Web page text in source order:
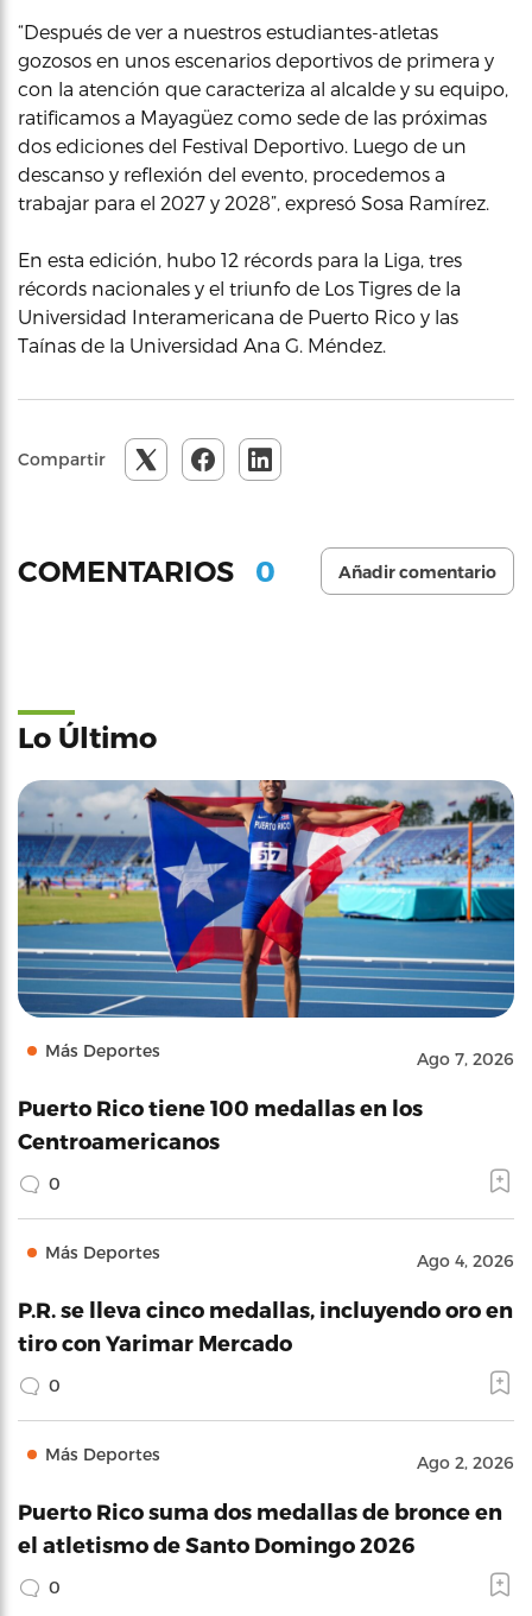
“Después de ver a nuestros estudiantes-atletas
gozosos en unos escenarios deportivos de primera y
con la atención que caracteriza al alcalde y su equipo,
ratificamos a Mayagüez como sede de las próximas
dos ediciones del Festival Deportivo. Luego de un
descanso y reflexión del evento, procedemos a
trabajar para el 2027 y 2028”, expresó Sosa Ramírez.
En esta edición, hubo 12 récords para la Liga, tres
récords nacionales y el triunfo de Los Tigres de la
Universidad Interamericana de Puerto Rico y las
Taínas de la Universidad Ana G. Méndez.
Compartir
COMENTARIOS 0 Añadir comentario
Lo Último
Más Deportes Ago 7, 2026
Puerto Rico tiene 100 medallas en los
Centroamericanos
0
Más Deportes Ago 4, 2026
P.R. se lleva cinco medallas, incluyendo oro en
tiro con Yarimar Mercado
0
Más Deportes Ago 2, 2026
Puerto Rico suma dos medallas de bronce en
el atletismo de Santo Domingo 2026
0